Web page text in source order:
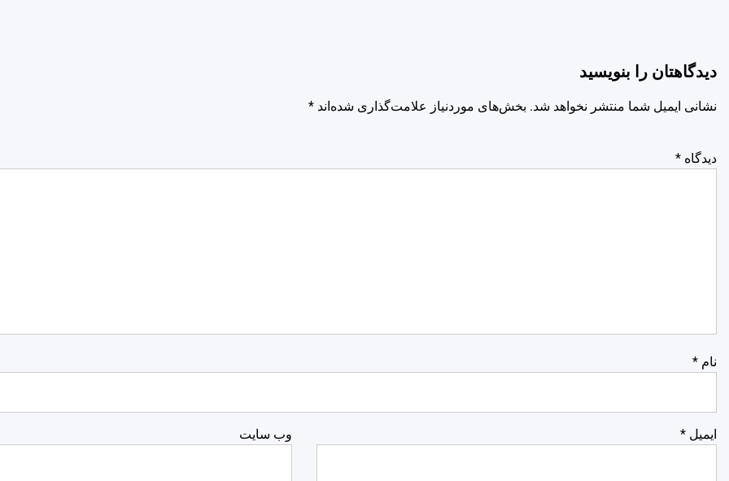
دیدگاهتان را بنویسید
نشانی ایمیل شما منتشر نخواهد شد. بخش‌های موردنیاز علامت‌گذاری شده‌اند *
دیدگاه *
نام *
ایمیل * وب‌ سایت